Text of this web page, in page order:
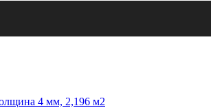
4 мм, 2,196 м2